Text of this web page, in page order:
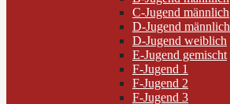
C-Jugend männlich
D-Jugend männlich
D-Jugend weiblich
E-Jugend gemischt
F-Jugend 1
F-Jugend 2
F-Jugend 3